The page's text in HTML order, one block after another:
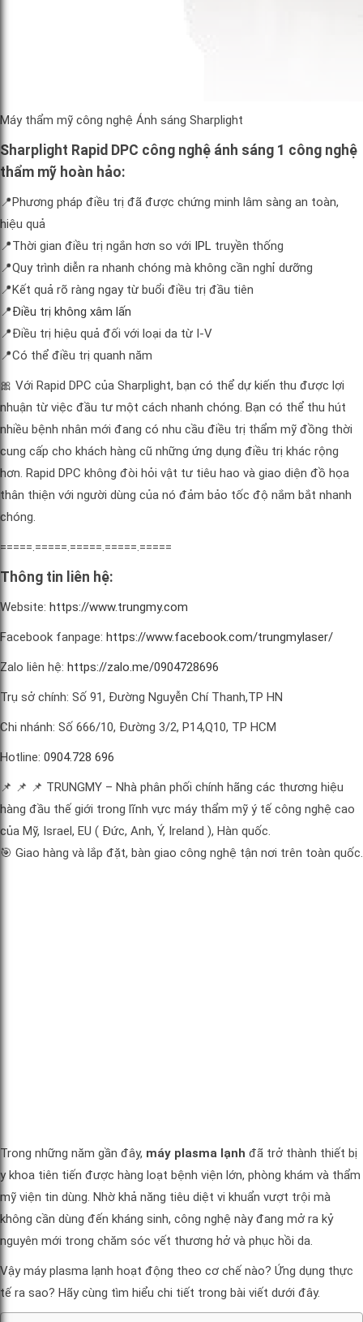
Máy thẩm mỹ công nghệ Ánh sáng Sharplight
Sharplight Rapid DPC công nghệ ánh sáng 1 công nghệ
thẩm mỹ hoàn hảo:
📍Phương pháp điều trị đã được chứng minh lâm sàng an toàn,
hiệu quả
📍Thời gian điều trị ngắn hơn so với IPL truyền thống
📍Quy trình diễn ra nhanh chóng mà không cần nghỉ dưỡng
📍Kết quả rõ ràng ngay từ buổi điều trị đầu tiên
📍Điều trị không xâm lấn
📍Điều trị hiệu quả đối với loại da từ I-V
📍Có thể điều trị quanh năm
🎀 Với Rapid DPC của Sharplight, bạn có thể dự kiến thu được lợi
nhuận từ việc đầu tư một cách nhanh chóng. Bạn có thể thu hút
nhiều bệnh nhân mới đang có nhu cầu điều trị thẩm mỹ đồng thời
cung cấp cho khách hàng cũ những ứng dụng điều trị khác rộng
hơn. Rapid DPC không đòi hỏi vật tư tiêu hao và giao diện đồ họa
thân thiện với người dùng của nó đảm bảo tốc độ nắm bắt nhanh
chóng.
=====.=====.=====.=====.=====
Thông tin liên hệ:
Website: https://www.trungmy.com
Facebook fanpage: https://www.facebook.com/trungmylaser/
Zalo liên hệ: https://zalo.me/0904728696
Trụ sở chính: Số 91, Đường Nguyễn Chí Thanh,TP HN
Chi nhánh: Số 666/10, Đường 3/2, P14,Q10, TP HCM
Hotline: 0904.728 696
📌 📌 📌 TRUNGMY – Nhà phân phối chính hãng các thương hiệu
hàng đầu thế giới trong lĩnh vực máy thẩm mỹ ý tế công nghệ cao
của Mỹ, Israel, EU ( Đức, Anh, Ý, Ireland ), Hàn quốc.
🎯 Giao hàng và lắp đặt, bàn giao công nghệ tận nơi trên toàn quốc.
Trong những năm gần đây, máy plasma lạnh đã trở thành thiết bị
y khoa tiên tiến được hàng loạt bệnh viện lớn, phòng khám và thẩm
mỹ viện tin dùng. Nhờ khả năng tiêu diệt vi khuẩn vượt trội mà
không cần dùng đến kháng sinh, công nghệ này đang mở ra kỷ
nguyên mới trong chăm sóc vết thương hở và phục hồi da.
Vậy máy plasma lạnh hoạt động theo cơ chế nào? Ứng dụng thực
tế ra sao? Hãy cùng tìm hiểu chi tiết trong bài viết dưới đây.